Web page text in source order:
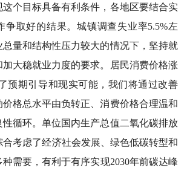
个目标具备有利条件，各地区要结合实
争取好的结果。城镇调查失业率5.5%左
量和结构性压力较大的情况下，坚持就
大稳就业力度的要求。居民消费价格涨
预期引导和现实可能，我们将通过改善
格总水平由负转正、消费价格合理温和
性循环。单位国内生产总值二氧化碳排放
合考虑了经济社会发展、绿色低碳转型和
需要，有利于有序实现2030年前碳达峰